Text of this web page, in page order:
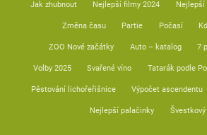
Jak zhubnout Nejlepší filmy 2024 Nejlepší
Změna času Partie Počasí
ZOO Nové začátky Auto – katalog 7
Volby 2025 Svařené víno Tatarák podle
Pěstování lichořeřišnice Výpočet ascendentu
Nejlepší palačinky